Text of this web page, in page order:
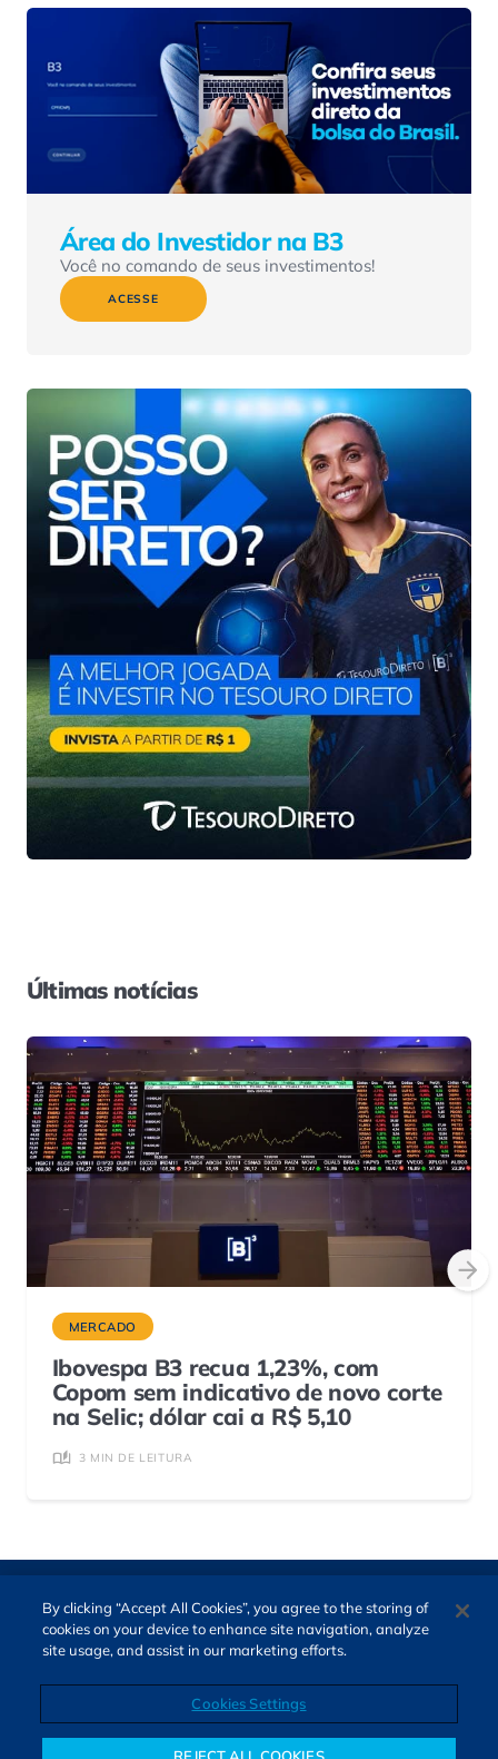
Área do Investidor na B3
Você no comando de seus investimentos!
ACESSE
Últimas notícias
MERCADO
Ibovespa B3 recua 1,23%, com
Copom sem indicativo de novo corte
na Selic; dólar cai a R$ 5,10
3 MIN DE LEITURA
O Bora Investir, site de notícias e educação financeira da B3,
By clicking “Accept All Cookies”, you agree to the storing of
cookies on your device to enhance site navigation, analyze
site usage, and assist in our marketing efforts.
Cookies Settings